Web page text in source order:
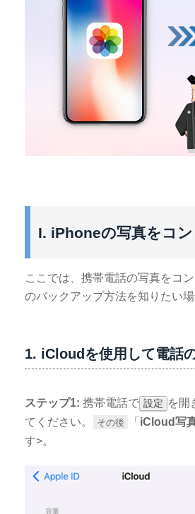
I. iPhoneの写真をコ
ここでは、携帯電話の写真をコ
のバックアップ方法を知りたい場
1. iCloudを使用して電話
ステップ1: 携帯電話で 設定 を開
てください。
その後 「 iCloud写
す>。